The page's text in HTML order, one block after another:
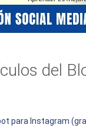
del
para Instagram